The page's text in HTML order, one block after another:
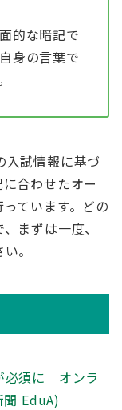
的な暗記で
身の言葉で
試情報に基づ
合わせたオー
ています。どの
まずは一度、
。
必須に オンラ
EduA)